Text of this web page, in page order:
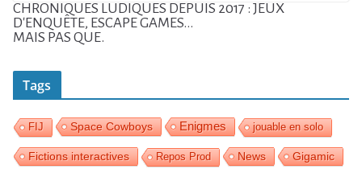
CHRONIQUES LUDIQUES DEPUIS 2017 : JEUX
D'ENQUÊTE, ESCAPE GAMES...
MAIS PAS QUE.
Tags
FIJ Space Cowboys Enigmes jouable en solo
Fictions interactives Repos Prod News Gigamic